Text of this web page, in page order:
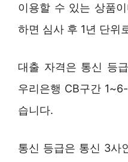
이용할 수 있는 상품
하면 심사 후 1년 단위
대출 자격은 통신 등
우리은행 CB구간
습니다.
통신 등급은 통신 3사